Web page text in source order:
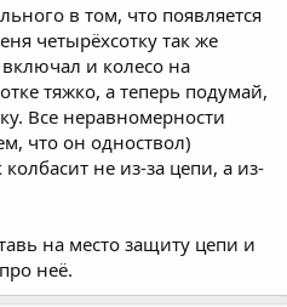
в том, что появляется
четырёхсотку так же
и колесо на
тяжко, а теперь подумай,
Все неравномерности
что он одноствол)
не из-за цепи, а из-
на место защиту цепи и
неё.